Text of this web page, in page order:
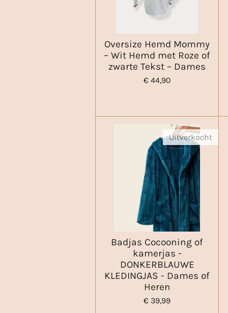
Oversize Hemd Mommy
– Wit Hemd met Roze of
zwarte Tekst – Dames
€ 44,90
Uitverkocht
Badjas Cocooning of
kamerjas -
DONKERBLAUWE
KLEDINGJAS - Dames of
Heren
€ 39,99